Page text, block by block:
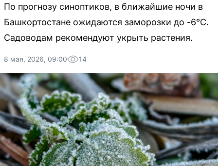
По прогнозу синоптиков, в ближайшие ночи в
Башкортостане ожидаются заморозки до -6°С.
Садоводам рекомендуют укрыть растения.
8 мая, 2026, 09:00 14